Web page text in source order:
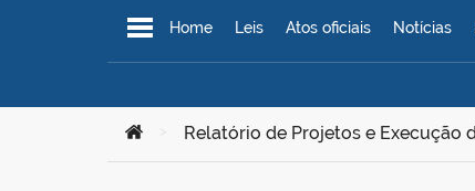
Home Leis Atos oficiais Notícias
Você está aqui:
Relatório de Projetos e Execução